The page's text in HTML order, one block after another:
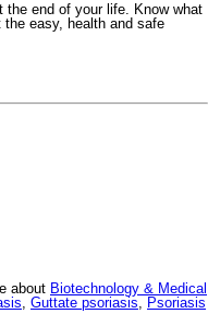
the end of your life. Know what
easy, health and safe
about Biotechnology & Medical
Guttate psoriasis
Psoriasis